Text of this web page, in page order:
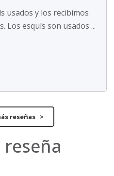
usados y los recibimos
Los esquís son usados ...
reseñas >